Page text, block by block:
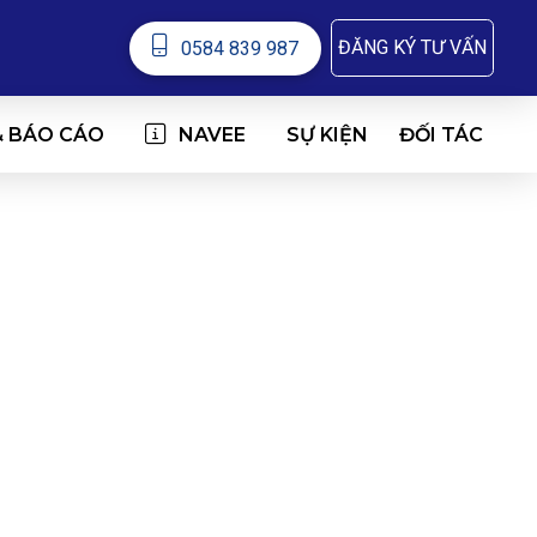
0584 839 987 ĐĂNG KÝ TƯ VẤN
BÁO CÁO NAVEE SỰ KIỆN ĐỐI TÁC